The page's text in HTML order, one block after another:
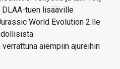
DLAA-tuen lisääville
World Evolution 2:lle
aiempiin ajureihin